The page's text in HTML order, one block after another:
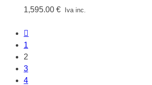
1,595.00 € Iva inc.
1
2
3
4